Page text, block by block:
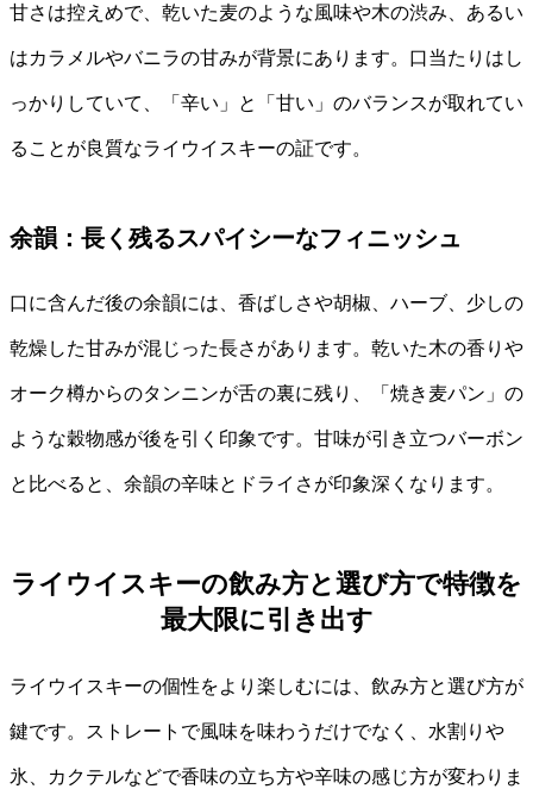
甘さは控えめで、乾いた麦のような風味や木の渋み、あるい
はカラメルやバニラの甘みが背景にあります。口当たりはし
っかりしていて、「辛い」と「甘い」のバランスが取れてい
ることが良質なライウイスキーの証です。
余韻：長く残るスパイシーなフィニッシュ
口に含んだ後の余韻には、香ばしさや胡椒、ハーブ、少しの
乾燥した甘みが混じった長さがあります。乾いた木の香りや
オーク樽からのタンニンが舌の裏に残り、「焼き麦パン」の
ような穀物感が後を引く印象です。甘味が引き立つバーボン
と比べると、余韻の辛味とドライさが印象深くなります。
ライウイスキーの飲み方と選び方で特徴を
最大限に引き出す
ライウイスキーの個性をより楽しむには、飲み方と選び方が
鍵です。ストレートで風味を味わうだけでなく、水割りや
氷、カクテルなどで香味の立ち方や辛味の感じ方が変わりま